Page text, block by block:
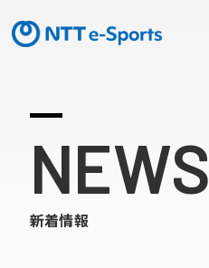
ミッション
ソリューション
ピックアップ
NEWS
新着情報